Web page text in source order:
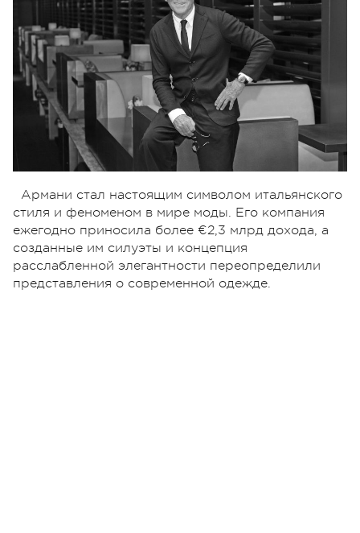
Армани стал настоящим символом итальянского
стиля и феноменом в мире моды. Его компания
ежегодно приносила более €2,3 млрд дохода, а
созданные им силуэты и концепция
расслабленной элегантности переопределили
представления о современной одежде.